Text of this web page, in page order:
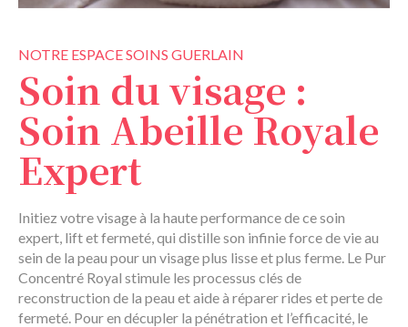
NOTRE ESPACE SOINS GUERLAIN
Soin du visage :
Soin Abeille Royale
Expert
Initiez votre visage à la haute performance de ce soin
expert, lift et fermeté, qui distille son infinie force de vie au
sein de la peau pour un visage plus lisse et plus ferme. Le Pur
Concentré Royal stimule les processus clés de
reconstruction de la peau et aide à réparer rides et perte de
fermeté. Pour en décupler la pénétration et l’efficacité, le